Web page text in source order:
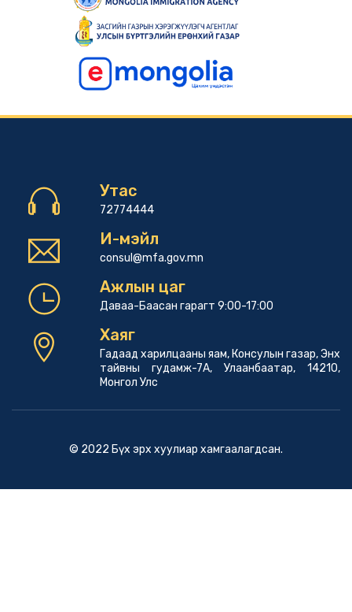
Утас
72774444
И-мэйл
consul@mfa.gov.mn
Ажлын цаг
Даваа-Баасан гарагт 9:00-17:00
Хаяг
Гадаад харилцааны яам, Консулын газар, Энх
тайвны гудамж-7А, Улаанбаатар, 14210,
Монгол Улс
© 2022 Бүх эрх хуулиар хамгаалагдсан.